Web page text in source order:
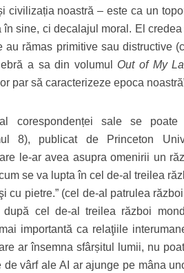
civilizația noastră – este ca un
sine, ci decalajul moral. El
au rămas primitive sau distructive
a sa din volumul Out of My
par să caracterizeze epoca
corespondenței sale se
8), publicat de Princeton
le-ar avea asupra omenirii un
se va lupta în cel de-al treilea
cu pietre.” (cel de-al patrulea
cel de-al treilea război
importantă ca relaţiile
ar însemna sfârșitul lumii, nu
vârf ale AI ar ajunge pe mâna